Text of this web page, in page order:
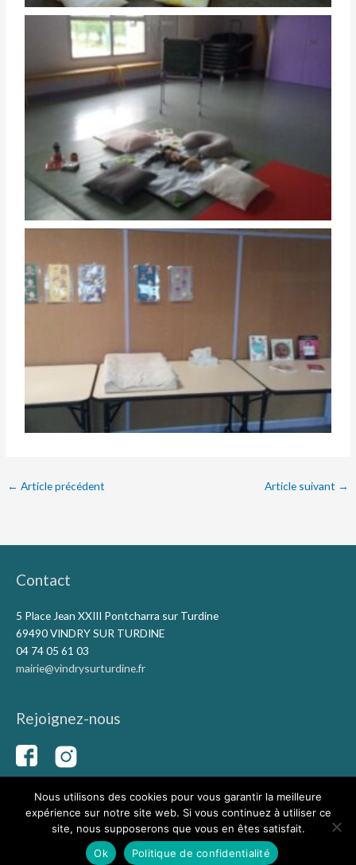
← Article précédent Article suivant →
Contact
5 Place Jean XXIII Pontcharra sur Turdine
69490 VINDRY SUR TURDINE
04 74 05 61 03
mairie@vindrysurturdine.fr
Rejoignez-nous
Copyright © 2026Vindry-sur-Turdine |Mentions légales
Conception du site Capolina
Nous utilisons des cookies pour vous garantir la meilleure
expérience sur notre site web. Si vous continuez à utiliser ce
site, nous supposerons que vous en êtes satisfait.
Ok
Politique de confidentialité